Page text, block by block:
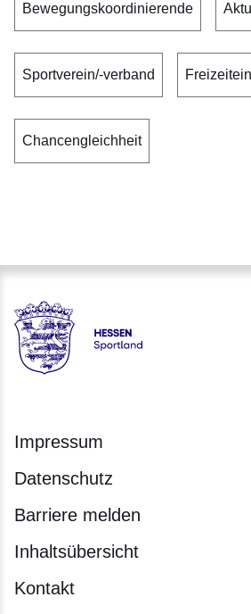
Bewegungskoordinierende
Sportverein/-verband
Chancengleichheit
Hessen - Landesprogramm
Impressum
Datenschutz
Barriere melden
Inhaltsübersicht
Kontakt